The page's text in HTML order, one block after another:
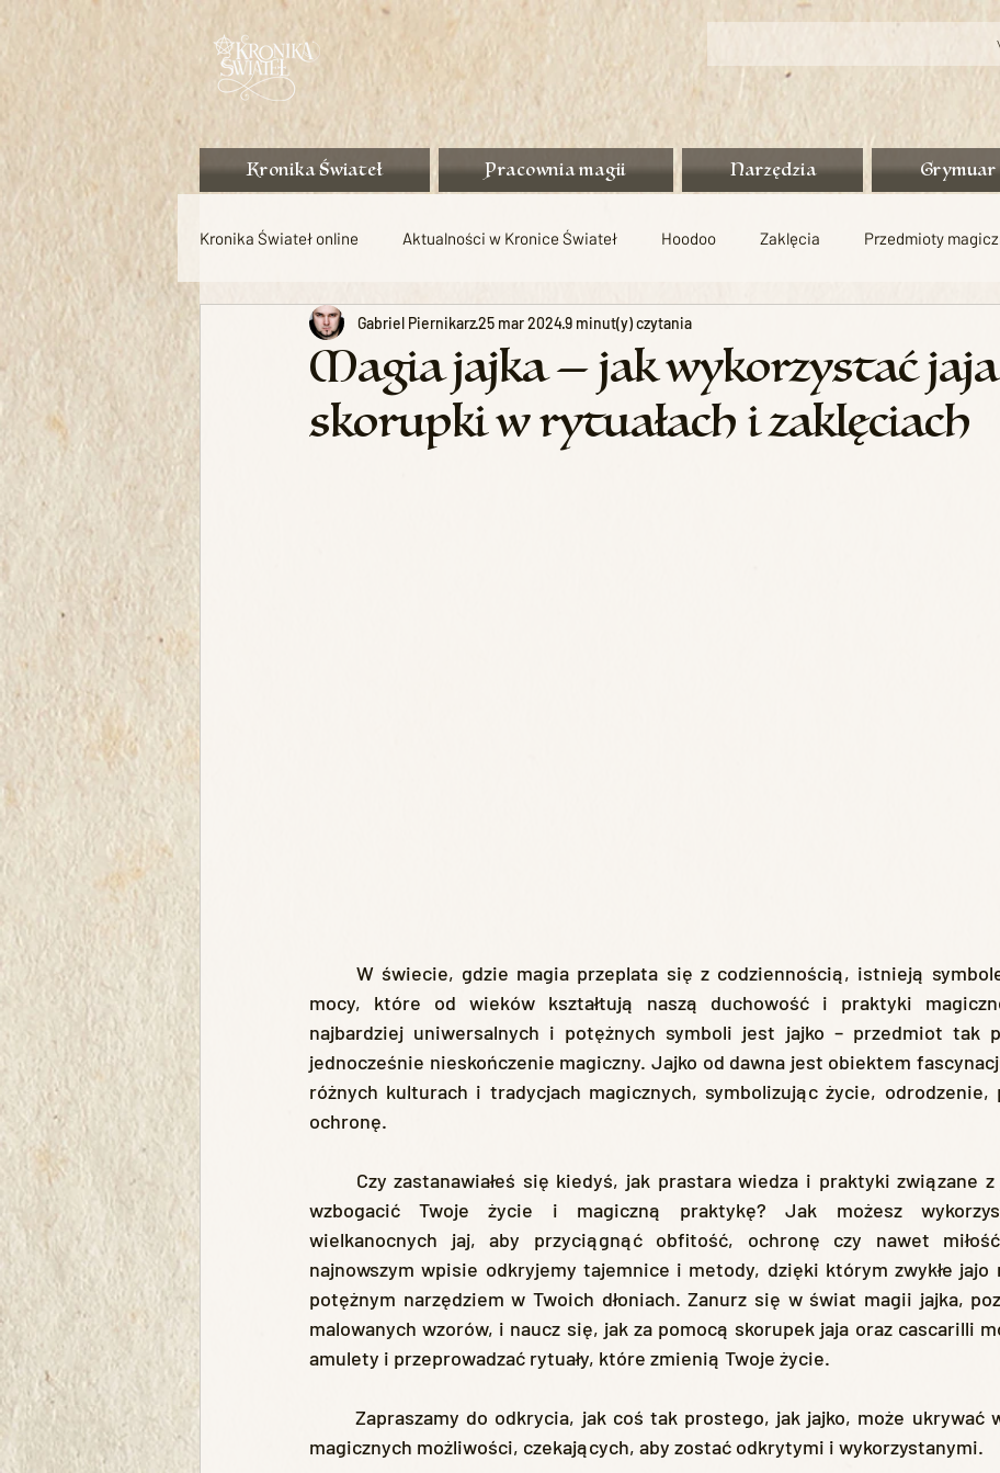
Kronika Świateł Pracownia magii Narzędzia Grymuar
Kronika Świateł online Aktualności w Kronice Świateł Hoodoo Zaklęcia Przedmioty
Techniki magiczne Tradycje Rytuały Materiały do pobrania
Magia jajka — jak wykorzystać
skorupki w rytuałach i zaklęciach
Gabriel Piernikarz25 mar 20249 minut(y) czytania
	W świecie, gdzie magia przeplata się z codziennością, istnieją symbole o niezwykłej
mocy, które od wieków kształtują naszą duchowość i praktyki
najbardziej uniwersalnych i potężnych symboli jest jajko – przedmiot tak
jednocześnie nieskończenie magiczny. Jajko od dawna jest obiektem
różnych kulturach i tradycjach magicznych, symbolizując życie, odrodzenie,
ochronę.
wzbogacić Twoje życie i magiczną praktykę? Jak możesz
wielkanocnych jaj, aby przyciągnąć obfitość, ochronę czy nawet
najnowszym wpisie odkryjemy tajemnice i metody, dzięki którym zwykłe jajo
potężnym narzędziem w Twoich dłoniach. Zanurz się w świat magii jajka,
malowanych wzorów, i naucz się, jak za pomocą skorupek jaja oraz cascarilli
amulety i przeprowadzać rytuały, które zmienią Twoje życie.
	Zapraszamy do odkrycia, jak coś tak prostego, jak jajko, może ukrywać w sobie głębię
magicznych możliwości, czekających, aby zostać odkrytymi i wykorzystanymi.